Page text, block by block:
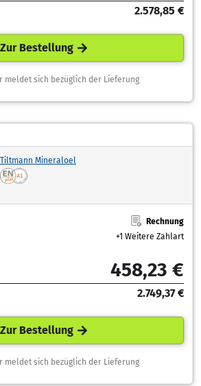
2.578,85 €
Zur Bestellung
meldet sich bezüglich der Lieferung
Tiltmann Mineraloel
Rechnung
+1 Weitere Zahlart
458,23 €
2.749,37 €
Zur Bestellung
meldet sich bezüglich der Lieferung